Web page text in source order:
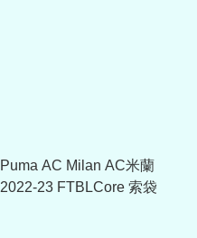
Puma AC Milan AC米蘭
2022-23 FTBLCore 索袋